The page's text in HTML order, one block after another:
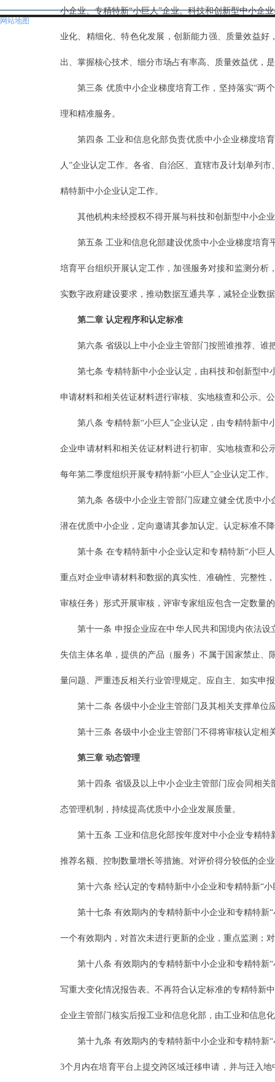
小企业、专精特新“小巨人”企业。科技和创新型中小企
业化、精细化、特色化发展，创新能力强、质量效益
出、掌握核心技术、细分市场占有率高、质量效益优，
第三条 优质中小企业梯度培育工作，坚持落实“两
理和精准服务。
第四条 工业和信息化部负责优质中小企业梯度培
人”企业认定工作。各省、自治区、直辖市及计划单列
精特新中小企业认定工作。
其他机构未经授权不得开展与科技和创新型中小企
第五条 工业和信息化部建设优质中小企业梯度培育
培育平台组织开展认定工作，加强服务对接和监测分
实数字政府建设要求，推动数据互通共享，减轻企业数
第二章 认定程序和认定标准
第六条 省级以上中小企业主管部门按照谁推荐、谁
第七条 专精特新中小企业认定，由科技和创新型
申请材料和相关佐证材料进行审核、实地核查和公示。
第八条 专精特新“小巨人”企业认定，由专精特新
企业申请材料和相关佐证材料进行初审、实地核查和
每年第二季度组织开展专精特新“小巨人”企业认定工作。
第九条 各级中小企业主管部门应建立健全优质中
潜在优质中小企业，定向邀请其参加认定。认定标准不
第十条 在专精特新中小企业认定和专精特新“小巨
重点对企业申请材料和数据的真实性、准确性、完整性
审核任务）形式开展审核，评审专家组应包含一定数量
第十一条 申报企业应在中华人民共和国境内依法
失信主体名单，提供的产品（服务）不属于国家禁止
量问题、严重违反相关行业管理规定。应自主、如实申
第十二条 各级中小企业主管部门及其相关支撑单位
第十三条 各级中小企业主管部门不得将审核认定相
第三章 动态管理
第十四条 省级及以上中小企业主管部门应会同相
态管理机制，持续提高优质中小企业发展质量。
第十五条 工业和信息化部按年度对中小企业专精
推荐名额、控制数量增长等措施。对评价得分较低的企
第十六条 经认定的专精特新中小企业和专精特新“
第十七条 有效期内的专精特新中小企业和专精特新
一个有效期内，对首次未进行更新的企业，重点监测；
第十八条 有效期内的专精特新中小企业和专精特新
写重大变化情况报告表。不再符合认定标准的专精特新
企业主管部门核实后报工业和信息化部，由工业和信息
第十九条 有效期内的专精特新中小企业和专精特新
3个月内在培育平台上提交跨区域迁移申请，并与迁入
网站地图